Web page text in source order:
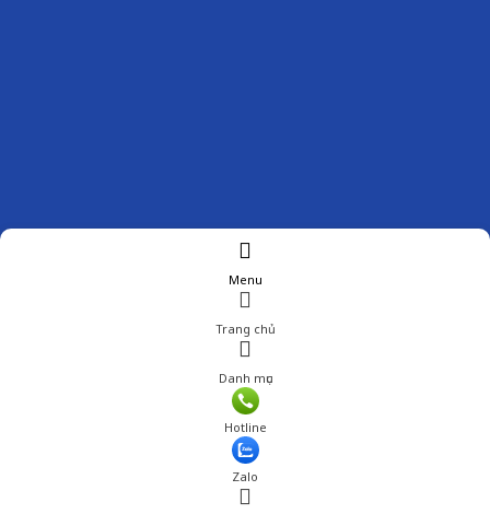
Menu
Trang chủ
Danh mục
Hotline
Zalo